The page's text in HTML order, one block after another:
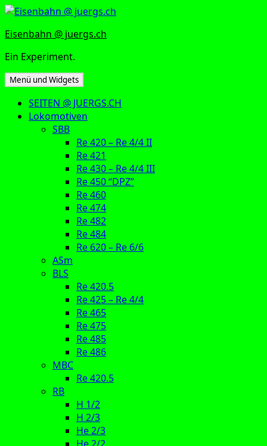
Zum
springen
Eisenbahn @ juergs.ch
Ein Experiment.
Menü und Widgets
SEITEN @ JUERGS.CH
Lokomotiven
SBB
Re 420 – Re 4/4 II
Re 421
Re 430 – Re 4/4 III
Re 450 “DPZ”
Re 460
Re 474
Re 482
Re 484
Re 620 – Re 6/6
ASm
BLS
Re 420.5
Re 425 – Re 4/4
Re 465
Re 475
Re 485
Re 486
MBC
Re 420.5
RB
H 1/2
H 2/3
He 2/3